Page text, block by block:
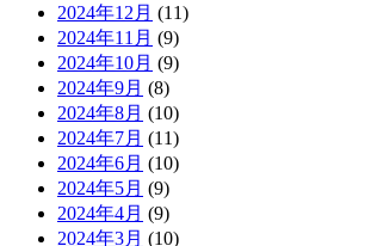
2024年12月 (11)
2024年11月 (9)
2024年10月 (9)
2024年9月 (8)
2024年8月 (10)
2024年7月 (11)
2024年6月 (10)
2024年5月 (9)
2024年4月 (9)
2024年3月 (10)